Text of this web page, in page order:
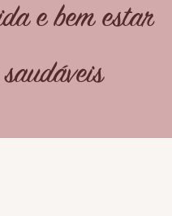
e bem estar